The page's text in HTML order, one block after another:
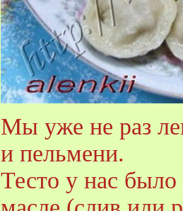
Мы уже не раз
и пельмени.
Тесто у нас было